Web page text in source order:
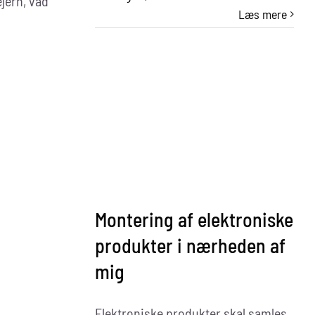
Best
Electric
Læs mere
Montering af elektroniske
produkter i nærheden af
mig